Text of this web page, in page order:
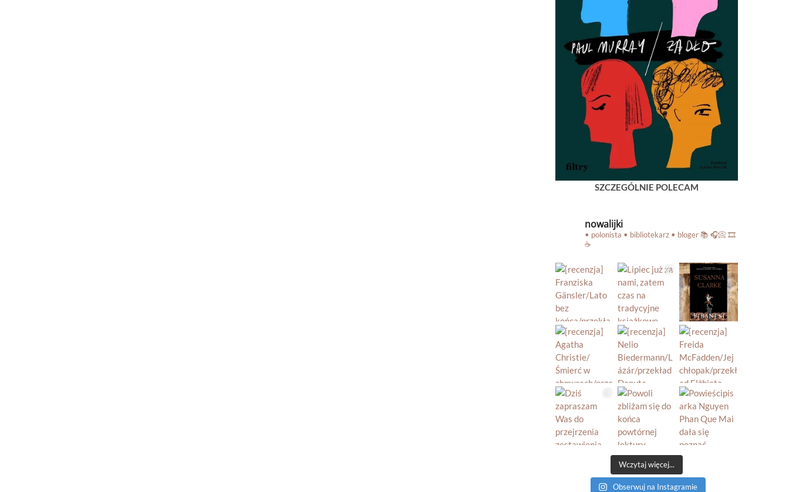
SZCZEGÓLNIE POLECAM
nowalijki
• polonista • bibliotekarz • bloger📚 🎧📀 🎞️
☕️
Wczytaj więcej...
Obserwuj na Instagramie